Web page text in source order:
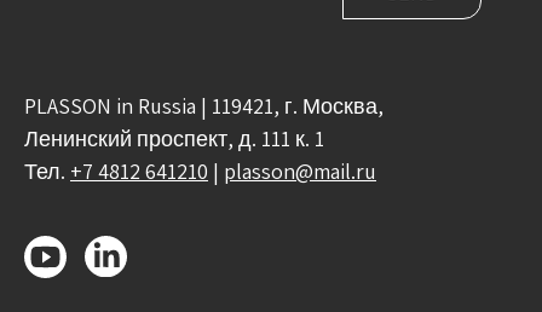
PLASSON in Russia | 119421, г. Москва,
Ленинский проспект, д. 111 к. 1
Тел. +7 4812 641210 | plasson@mail.ru